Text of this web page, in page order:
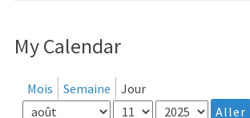
My Calendar
Mois Semaine
Jour
Mois
Jour Année